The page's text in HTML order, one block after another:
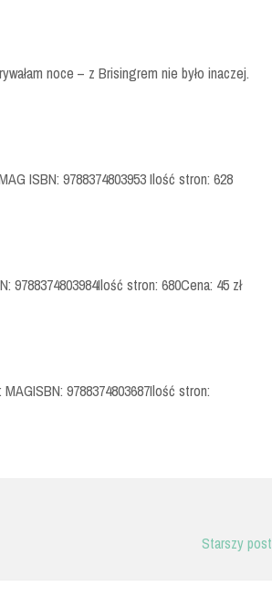
noce – z Brisingrem nie było inaczej.
ISBN: 9788374803953 Ilość stron: 628
9788374803984Ilość stron: 680Cena: 45 zł
9788374803687Ilość stron:
Starszy post